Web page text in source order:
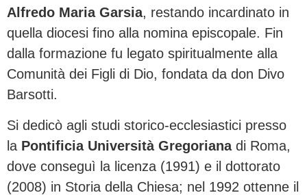
Alfredo Maria Garsia, restando incardinato in
quella diocesi fino alla nomina episcopale. Fin
dalla formazione fu legato spiritualmente alla
Comunità dei Figli di Dio, fondata da don Divo
Barsotti.
Si dedicò agli studi storico-ecclesiastici presso
la Pontificia Università Gregorianadi Roma,
dove conseguì la licenza (1991) e il dottorato
(2008) in Storia della Chiesa; nel 1992 ottenne il